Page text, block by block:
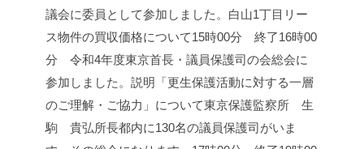
議会に委員として参加しました。 白山1丁目リー
ス物件の買収価格について15時00分 終了16時00
分 令和4年度東京首長・議員保護司の会総会に
参加しました。 説明「更生保護活動に対する一層
のご理解・ご協力」について東京保護監察所 生
駒 貴弘所長都内に130名の議員保護司がいま